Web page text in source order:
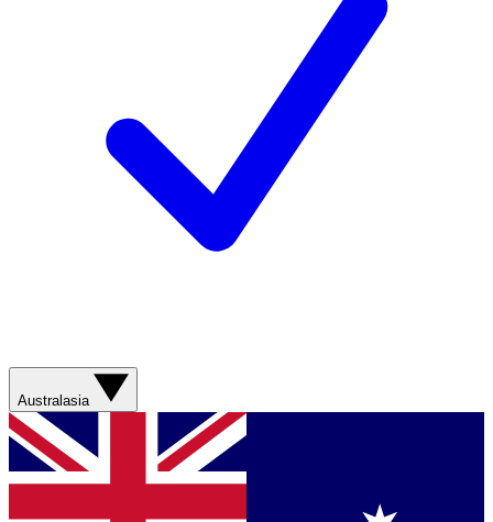
Australasia